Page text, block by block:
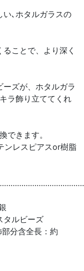
､ホタルガラスの
ことで、より深く
ズが、ホタルガラ
ラ飾り立ててくれ
できます。
ンレスピアスor樹脂
タルビーズ
分含全長：約